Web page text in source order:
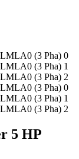
5 HP